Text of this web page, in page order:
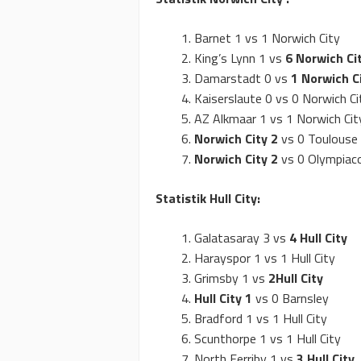
Barnet 1 vs 1 Norwich City
King’s Lynn 1 vs 6 Norwich
Damarstadt 0 vs 1 Norwich
Kaiserslaute 0 vs 0 Norwich
AZ Alkmaar 1 vs 1 Norwich
Norwich City 2 vs 0 Toulouse
Norwich City 2 vs 0
Statistik Hull City:
Galatasaray 3 vs 4 Hull City
Harayspor 1 vs 1 Hull City
Grimsby 1 vs 2Hull City
Hull City 1 vs 0 Barnsley
Bradford 1 vs 1 Hull City
Scunthorpe 1 vs 1 Hull City